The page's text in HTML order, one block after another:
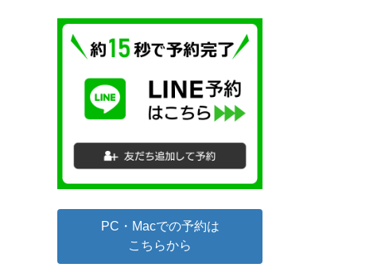
PC・Macでの予約は
こちらから